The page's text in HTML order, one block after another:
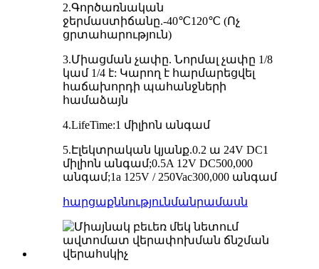
2.Գործառնական
ջերմաստիճանը.-40℃120℃ (Ոչ
ցրտահարություն)
3.Միացման չափը. Նորմալ չափը 1/8
կամ 1/4 է: Կարող է հարմարեցվել
հաճախորդի պահանջների
համաձայն
4.LifeTime:1 միլիոն անգամ
5.Էլեկտրական կյանք.0.2 ա 24V DC1
միլիոն անգամ;0.5A 12V DC500,000
անգամ;1a 125V / 250Vac300,000 անգամ
հարցաքննությունմանրամասն